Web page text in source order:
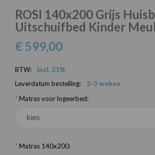
ROSI 140x200 Grijs
Uitschuifbed Kinder
€ 599,00
BTW:
Incl. 21%
Leverdatum bestelling:
2-3 weken
* Matras voor logeerbed:
* Matras 140x200: